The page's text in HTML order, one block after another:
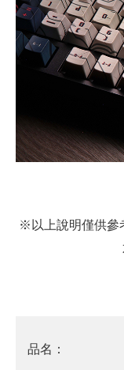
※以上說明僅供參
品名：